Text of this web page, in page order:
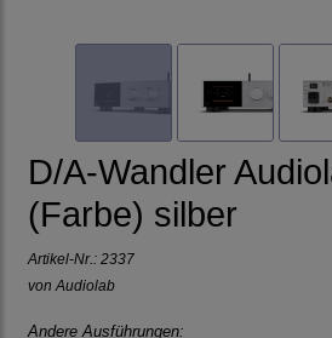
D/A-Wandler
(Farbe) silber
Artikel-Nr.: 2337
von Audiolab
Andere Ausführungen: